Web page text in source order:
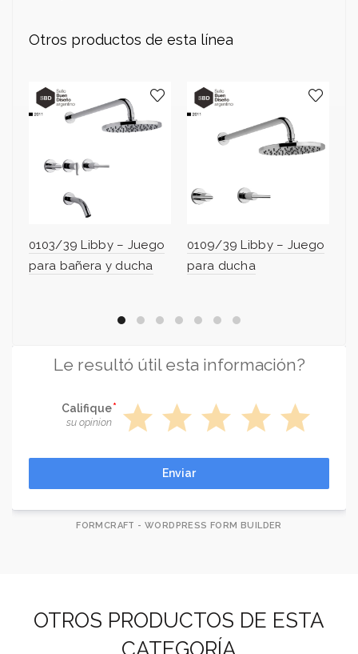
Otros productos de esta línea
0103/39 Libby – Juego
para bañera y ducha
0109/39 Libby – Juego
para ducha
Le resultó útil esta información?
Califique
su opinion star star star star star
Enviar
FORMCRAFT - WORDPRESS FORM BUILDER
OTROS PRODUCTOS DE ESTA
CATEGORÍA